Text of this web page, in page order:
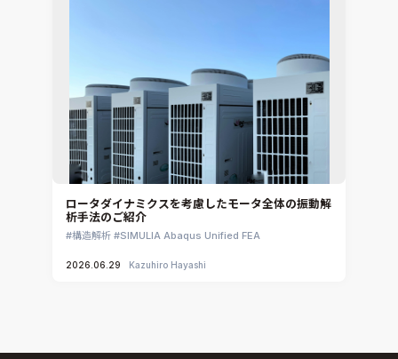
ロータダイナミクスを考慮したモータ全体の振動解
析手法のご紹介
構造解析 SIMULIA Abaqus Unified FEA
2026.06.29 Kazuhiro Hayashi